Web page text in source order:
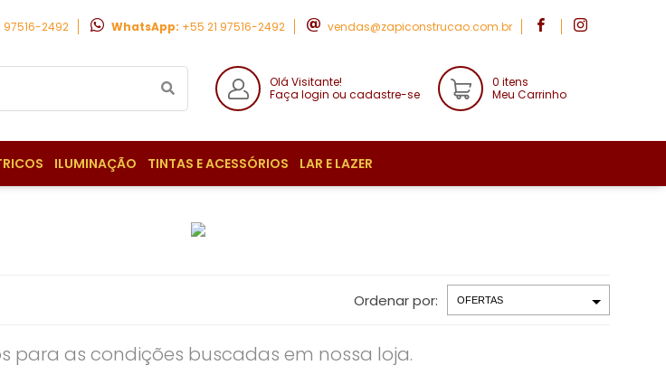
97516-2492 WhatsApp: +55 21 97516-2492 vendas@zapiconstrucao.com.br
Olá Visitante!
Faça login ou cadastre-se
0 itens
Meu Carrinho
ILUMINAÇÃO TINTAS E ACESSÓRIOS LAR E LAZER
Ordenar por:
para as condições buscadas em nossa loja.